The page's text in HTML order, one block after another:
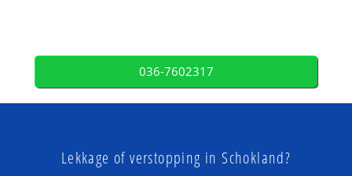
036-7602317
Lekkage of verstopping in Schokland?